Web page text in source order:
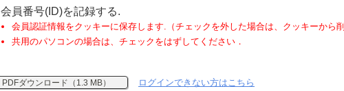
会員番号(ID)を記録する.
会員認証情報をクッキーに保存します.（チェックを外した場合は、クッキーから削
共用のパソコンの場合は、チェックをはずしてください．
PDFダウンロード（1.3 MB）
ログインできない方はこちら